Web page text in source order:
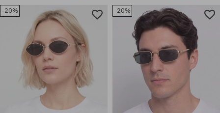
Mărimi existente:
Mărimi existente:
-20% -20%